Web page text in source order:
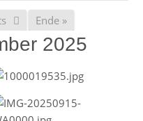
Ende »
2025